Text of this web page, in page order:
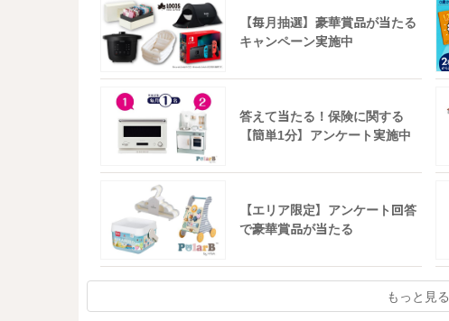
【毎月抽選】豪華賞品が当たる
キャンペーン実施中
答えて当たる！保険に関する
【簡単1分】アンケート実施中
【エリア限定】アンケート回答
で豪華賞品が当たる
もっと見る